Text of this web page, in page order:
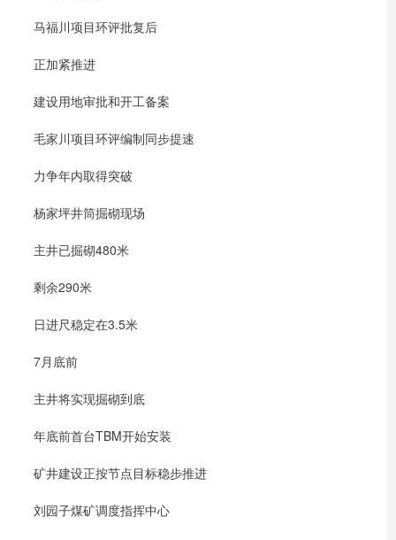
马福川项目环评批复后
正加紧推进
建设用地审批和开工备案
毛家川项目环评编制同步提速
力争年内取得突破
杨家坪井筒掘砌现场
主井已掘砌480米
剩余290米
日进尺稳定在3.5米
7月底前
主井将实现掘砌到底
年底前首台TBM开始安装
矿井建设正按节点目标稳步推进
刘园子煤矿调度指挥中心